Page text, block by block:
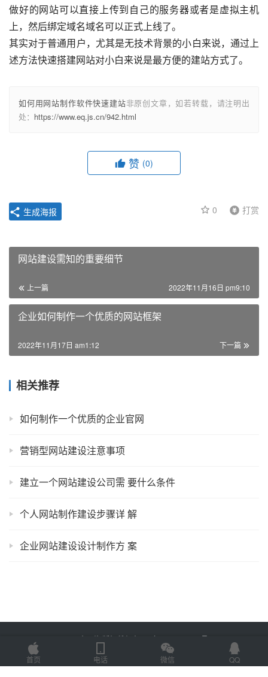
做好的网站可以直接上传到自己的服务器或者是虚拟主机
上，然后绑定域名域名可以正式上线了。
其实对于普通用户，尤其是无技术背景的小白来说，通过上
述方法快速搭建网站对小白来说是最方便的建站方式了。
如何用网站制作软件快速建站非原创文章，如若转载，请注明出
处： https://www.eq.js.cn/942.html
赞 (0)
0 打赏
生成海报
网站建设需知的重要细节
上一篇 2022年11月16日 pm9:10
企业如何制作一个优质的网站框架
下一篇
2022年11月17日 am1:12
相关推荐
如何制作一个优质的企业官网
营销型网站建设注意事项
建立一个网站建设公司需 要什么条件
个人网站制作建设步骤详 解
企业网站建设设计制作方 案
Copyright © 2023 易企网络 版权所有 鲁ICP备2022012774号-3
首页
电话 微信 QQ